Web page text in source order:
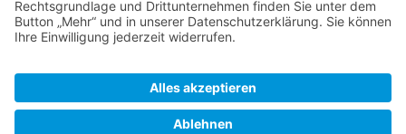
@prokopp-haustechnik